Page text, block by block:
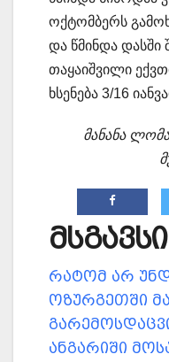
ოქტომბერს
და წმინდა დასში
თაყაიშვილი
ხსენება 3/16
მანანა
რატომ არ
ოზურგეთში
ანგარიში